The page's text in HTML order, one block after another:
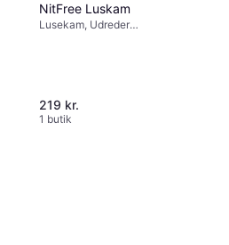
NitFree Luskam
Lusekam, Udreder
219 kr.
1 butik